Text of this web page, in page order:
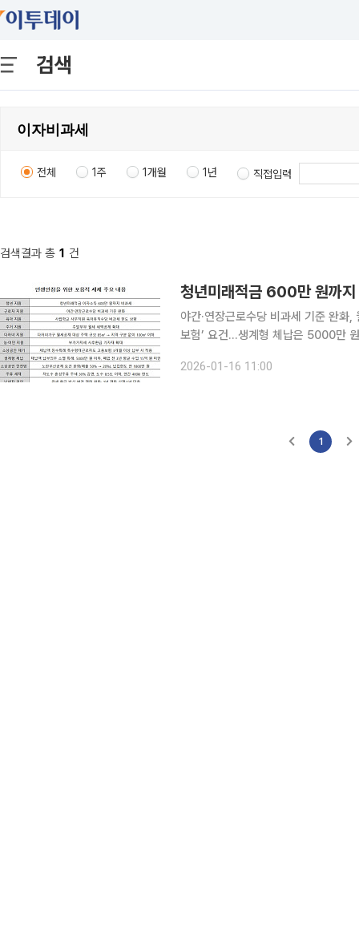
검색
전체 1주 1개월 1년 직접입력
검색결과 총 1 건
야간·연장근로수당 비과세 기준 완
보험’ 요건…생계형 체납은 5000만 원까지 총급여 7500만 원 이하 청년이 청년미래
2026-01-16 11:00
1